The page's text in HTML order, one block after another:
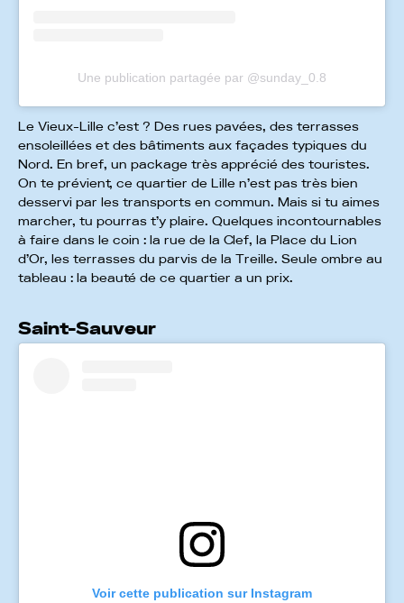
Une publication partagée par @sunday_0.8
Le Vieux-Lille c’est ? Des rues pavées, des terrasses
ensoleillées et des bâtiments aux façades typiques du
Nord. En bref, un package très apprécié des touristes.
On te prévient, ce quartier de Lille n’est pas très bien
desservi par les transports en commun. Mais si tu aimes
marcher, tu pourras t’y plaire. Quelques incontournables
à faire dans le coin : la rue de la Clef, la Place du Lion
d’Or, les terrasses du parvis de la Treille. Seule ombre au
tableau : la beauté de ce quartier a un prix.
Saint-Sauveur
Voir cette publication sur Instagram